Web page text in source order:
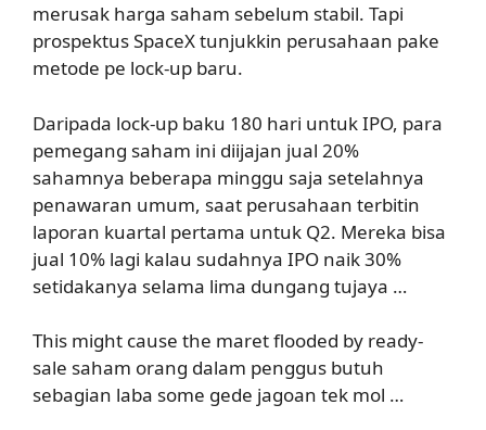
merusak harga saham sebelum stabil. Tapi
prospektus SpaceX tunjukkin perusahaan pake
metode pe lock-up baru.
Daripada lock-up baku 180 hari untuk IPO, para
pemegang saham ini diijajan jual 20%
sahamnya beberapa minggu saja setelahnya
penawaran umum, saat perusahaan terbitin
laporan kuartal pertama untuk Q2. Mereka bisa
jual 10% lagi kalau sudahnya IPO naik 30%
setidakanya selama lima dungang tujaya …
This might cause the maret flooded by ready-
sale saham orang dalam penggus butuh
sebagian laba some gede jagoan tek mol …